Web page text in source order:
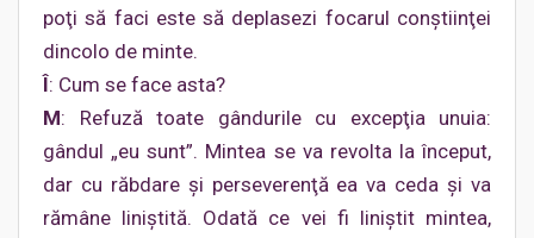
poţi să faci este să deplasezi focarul conştiinţei
dincolo de minte.
Î: Cum se face asta?
M: Refuză toate gândurile cu excepţia unuia:
gândul „eu sunt”. Mintea se va revolta la început,
dar cu răbdare şi perseverenţă ea va ceda şi va
rămâne liniştită. Odată ce vei fi liniştit mintea,